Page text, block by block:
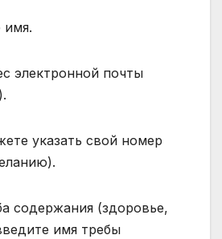
имя.
электронной почты
указать свой номер
содержания (здоровье,
имя требы